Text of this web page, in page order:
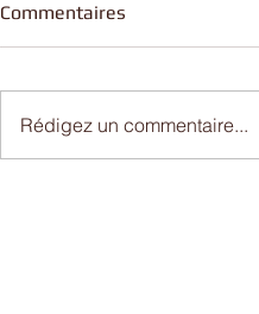
Commentaires
Rédigez un commentaire...